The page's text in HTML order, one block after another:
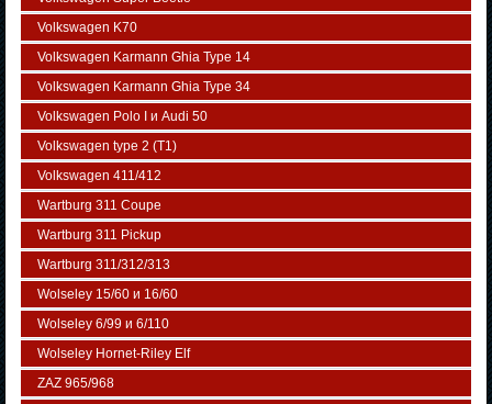
Volkswagen K70
Volkswagen Karmann Ghia Type 14
Volkswagen Karmann Ghia Type 34
Volkswagen Polo I и Audi 50
Volkswagen typе 2 (Т1)
Volkswagen 411/412
Wartburg 311 Coupe
Wartburg 311 Pickup
Wartburg 311/312/313
Wolseley 15/60 и 16/60
Wolseley 6/99 и 6/110
Wolseley Hornet-Riley Elf
ZAZ 965/968